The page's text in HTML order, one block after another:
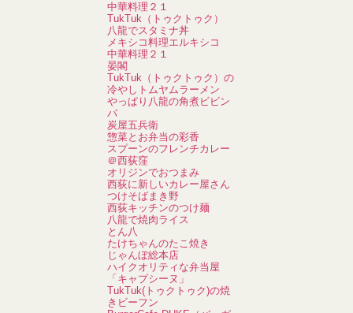
中華料理２１
TukTuk（トゥクトゥク）
八龍でスタミナ丼
メキシコ料理エルキシコ
中華料理２１
晏閣
TukTuk（トゥクトゥク）の
冷やしトムヤムラーメン
やっぱり八龍の角煮ビビン
バ
炭屋五兵衛
惣菜とお弁当の彩香
スプーンのフレンチカレー
＠西荻窪
オリジンでおつまみ
西荻に新しいカレー屋さん
つけそばまき野
西荻キッチンのつけ麺
八龍で焼肉ライス
とん八
たけちゃんのたこ焼き
じゃんぼ総本店
ハイクオリティな弁当屋
「キャプシーヌ」
TukTuk(トゥクトゥク)の焼
きビーフン